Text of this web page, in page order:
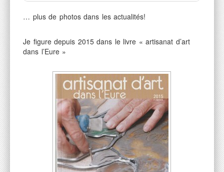
… plus de photos dans les actualités!
Je figure depuis 2015 dans le livre « artisanat d’art
dans l’Eure »